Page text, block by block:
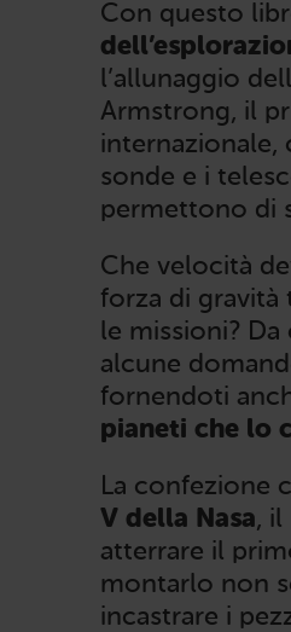
Con questo
l’allunaggio
Armstrong, il
internazionale,
sonde e i
permettono di
Che velocità
forza di gravità
le missioni?
alcune
fornendoti
pianeti che lo
La confezione
V della Nasa, il
atterrare il
montarlo non
incastrare i